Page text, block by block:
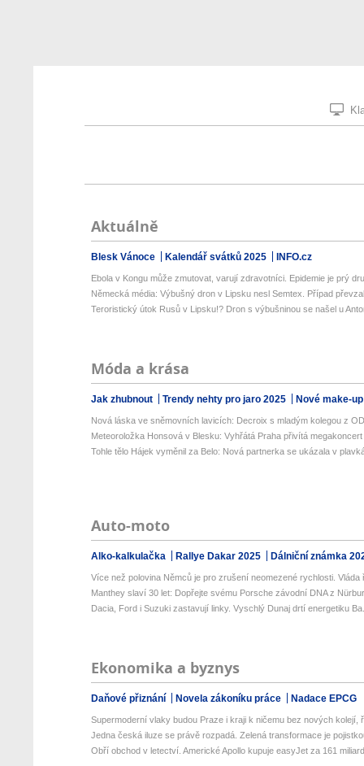
Aktuálně
Blesk Vánoce Kalendář svátků 2025 INFO.cz
Ebola v Kongu může zmutovat, varují zdravotníci. Epidemie je prý
Německá média: Výbušný dron v Lipsku nesl Semtex. Případ
Teroristický útok Rusů v Lipsku!? Dron s výbušninou se našel u
Móda a krása
Jak zhubnout Trendy nehty pro jaro 2025 Nové make-
Nová láska ve sněmovních lavicích: Decroix s mladým kolegou z
Meteoroložka Honsová v Blesku: Vyhřátá Praha přivítá
Tohle tělo Hájek vyměnil za Belo: Nová partnerka se ukázala v
Auto-moto
Alko-kalkulačka Rallye Dakar 2025 Dálniční známka
Více než polovina Němců je pro zrušení neomezené rychlosti. Vláda
Manthey slaví 30 let: Dopřejte svému Porsche závodní DNA z
Dacia, Ford i Suzuki zastavují linky. Vyschlý Dunaj drtí energetiku
Ekonomika a byznys
Daňové přiznání Novela zákoníku práce Nadace EPCG
Supermoderní vlaky budou Praze i kraji k ničemu bez nových kolejí,
Jedna česká iluze se právě rozpadá. Zelená transformace je
Obří obchod v letectví. Americké Apollo kupuje easyJet za 161